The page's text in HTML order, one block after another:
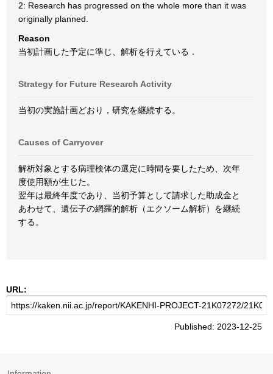
2: Research has progressed on the whole more than it was
originally planned.
Reason
当初計画した予定に準じ、解析を行えている．
Strategy for Future Research Activity
当初の実施計画どおり，研究を継続する。
Causes of Carryover
解析対象とする病理検体の選定に時間を要したため、次年
度使用額が生じた。
翌年は最終年度であり、当初予算として請求した助成金と
あわせて、遺伝子の網羅的解析（エクソーム解析）を継続
する。
URL:
Published: 2023-12-25